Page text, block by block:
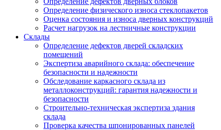
Определение физического износа стеклопакетов
Оценка состояния и износа дверных конструкций
Расчет нагрузок на лестничные конструкции
Склады
Определение дефектов дверей складских
помещений
Экспертиза аварийного склада: обеспечение
безопасности и надежности
Обследование каркасного склада из
металлоконструкций: гарантия надежности и
безопасности
Строительно-техническая экспертиза здания
склада
Проверка качества шпонированных панелей